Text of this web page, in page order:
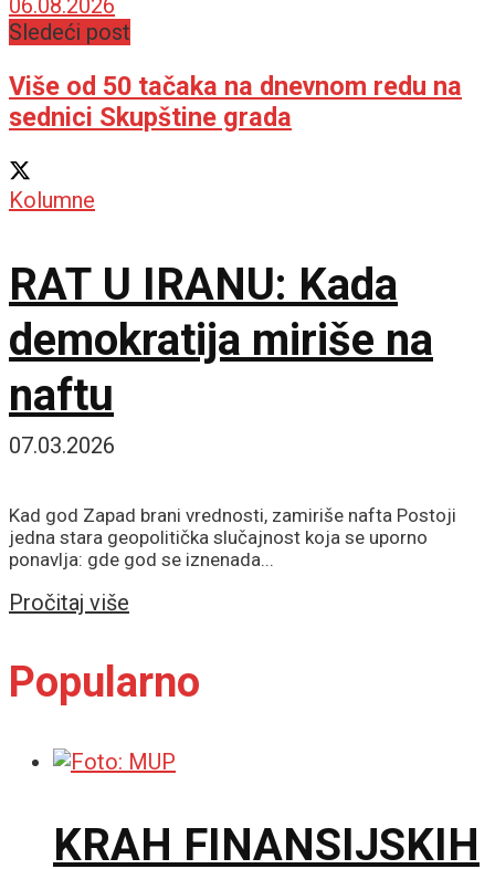
suverenitetu Srbije
06.08.2026
Sledeći post
Više od 50 tačaka na dnevnom redu na
sednici Skupštine grada
Kolumne
RAT U IRANU: Kada
demokratija miriše na
naftu
07.03.2026
Kad god Zapad brani vrednosti, zamiriše nafta Postoji
jedna stara geopolitička slučajnost koja se uporno
ponavlja: gde god se iznenada...
Pročitaj više
Popularno
KRAH FINANSIJSKIH